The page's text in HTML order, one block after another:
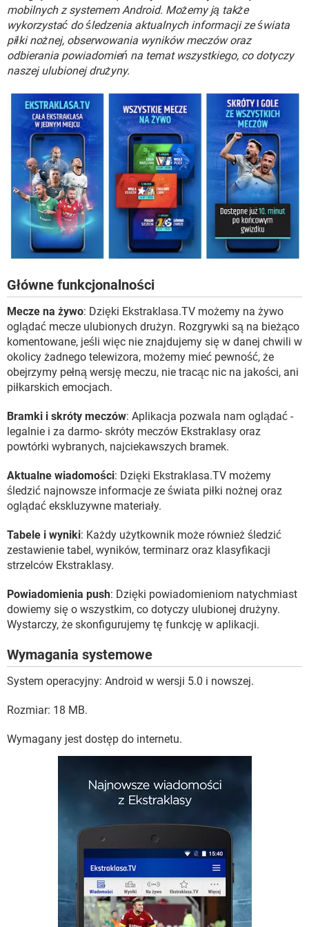
WINDOWS 10
mobilnych z systemem Android. Możemy ją także
wykorzystać do śledzenia aktualnych informacji ze świata
piłki nożnej, obserwowania wyników meczów oraz
odbierania powiadomień na temat wszystkiego, co dotyczy
naszej ulubionej drużyny.
Główne funkcjonalności
Mecze na żywo: Dzięki Ekstraklasa.TV możemy na żywo
oglądać mecze ulubionych drużyn. Rozgrywki są na bieżąco
komentowane, jeśli więc nie znajdujemy się w danej chwili w
okolicy żadnego telewizora, możemy mieć pewność, że
obejrzymy pełną wersję meczu, nie tracąc nic na jakości, ani
piłkarskich emocjach.
Bramki i skróty meczów: Aplikacja pozwala nam oglądać -
legalnie i za darmo- skróty meczów Ekstraklasy oraz
powtórki wybranych, najciekawszych bramek.
Aktualne wiadomości: Dzięki Ekstraklasa.TV możemy
śledzić najnowsze informacje ze świata piłki nożnej oraz
oglądać ekskluzywne materiały.
Tabele i wyniki: Każdy użytkownik może również śledzić
zestawienie tabel, wyników, terminarz oraz klasyfikacji
strzelców Ekstraklasy.
Powiadomienia push: Dzięki powiadomieniom natychmiast
dowiemy się o wszystkim, co dotyczy ulubionej drużyny.
Wystarczy, że skonfigurujemy tę funkcję w aplikacji.
Wymagania systemowe
System operacyjny: Android w wersji 5.0 i nowszej.
Rozmiar: 18 MB.
Wymagany jest dostęp do internetu.